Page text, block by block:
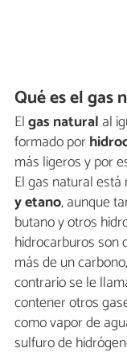
Qué es el gas
Elgas natural al
formado por
más ligeros y por
El gas natural
y etano, aunque
butano y otros
hidrocarburos son
más de un
contrario se le
contener otros
como vapor de
sulfuro de